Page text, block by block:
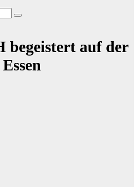
begeistert auf der